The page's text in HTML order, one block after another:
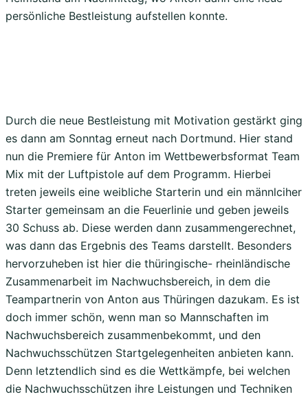
persönliche Bestleistung aufstellen konnte.
Durch die neue Bestleistung mit Motivation gestärkt ging
es dann am Sonntag erneut nach Dortmund. Hier stand
nun die Premiere für Anton im Wettbewerbsformat Team
Mix mit der Luftpistole auf dem Programm. Hierbei
treten jeweils eine weibliche Starterin und ein männlciher
Starter gemeinsam an die Feuerlinie und geben jeweils
30 Schuss ab. Diese werden dann zusammengerechnet,
was dann das Ergebnis des Teams darstellt. Besonders
hervorzuheben ist hier die thüringische- rheinländische
Zusammenarbeit im Nachwuchsbereich, in dem die
Teampartnerin von Anton aus Thüringen dazukam. Es ist
doch immer schön, wenn man so Mannschaften im
Nachwuchsbereich zusammenbekommt, und den
Nachwuchsschützen Startgelegenheiten anbieten kann.
Denn letztendlich sind es die Wettkämpfe, bei welchen
die Nachwuchsschützen ihre Leistungen und Techniken